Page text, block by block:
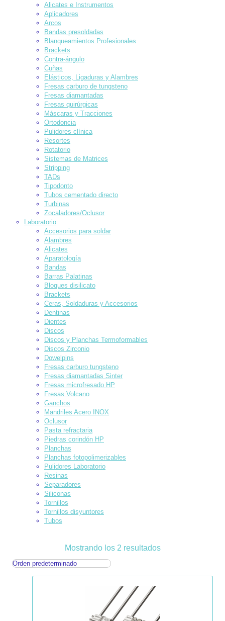
Alicates e Instrumentos
Aplicadores
Arcos
Bandas presoldadas
Blanqueamientos Profesionales
Brackets
Contra-ángulo
Cuñas
Elásticos, Ligaduras y Alambres
Fresas carburo de tungsteno
Fresas diamantadas
Fresas quirúrgicas
Máscaras y Tracciones
Ortodoncia
Pulidores clínica
Resortes
Rotatorio
Sistemas de Matrices
Stripping
TADs
Tipodonto
Tubos cementado directo
Turbinas
Zocaladores/Oclusor
Laboratorio
Accesorios para soldar
Alambres
Alicates
Aparatología
Bandas
Barras Palatinas
Bloques disilicato
Brackets
Ceras, Soldaduras y Accesorios
Dentinas
Dientes
Discos
Discos y Planchas Termoformables
Discos Zirconio
Dowelpins
Fresas carburo tungsteno
Fresas diamantadas Sinter
Fresas microfresado HP
Fresas Volcano
Ganchos
Mandriles Acero INOX
Oclusor
Pasta refractaria
Piedras corindón HP
Planchas
Planchas fotopolimerizables
Pulidores Laboratorio
Resinas
Separadores
Siliconas
Tornillos
Tornillos disyuntores
Tubos
Mostrando los 2 resultados